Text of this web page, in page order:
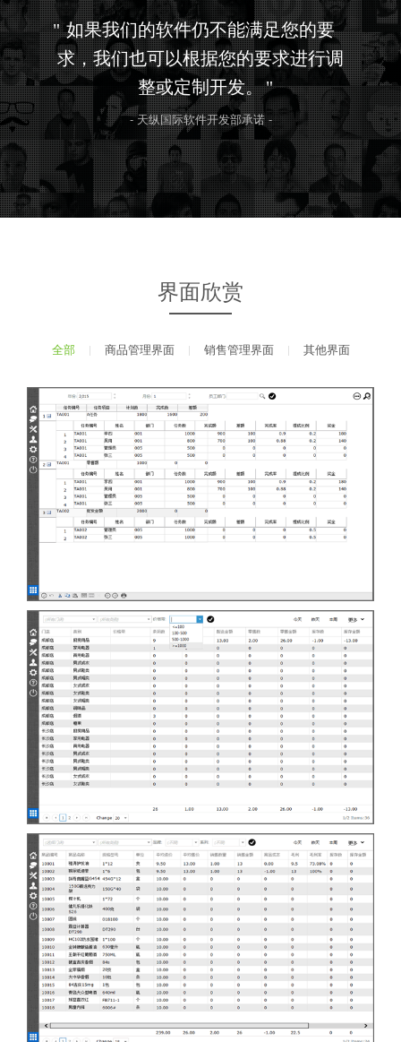
如果我们的软件仍不能满足您的要
求，我们也可以根据您的要求进行调
整或定制开发。
- 天纵国际软件开发部承诺 -
界面欣赏
全部 商品管理界面 销售管理界面 其他界面
任务汇总分析界面
对部门和员工任务进行汇总分析
商品价格带分析
商品价格带分析报表